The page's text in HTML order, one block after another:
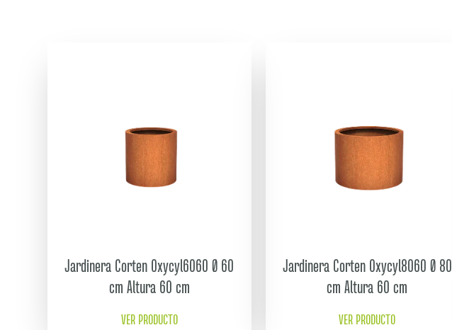
Jardinera Corten Oxycyl6060 Ø 60
cm Altura 60 cm
VER PRODUCTO
Jardinera Corten Oxycyl8060 Ø 80
cm Altura 60 cm
VER PRODUCTO